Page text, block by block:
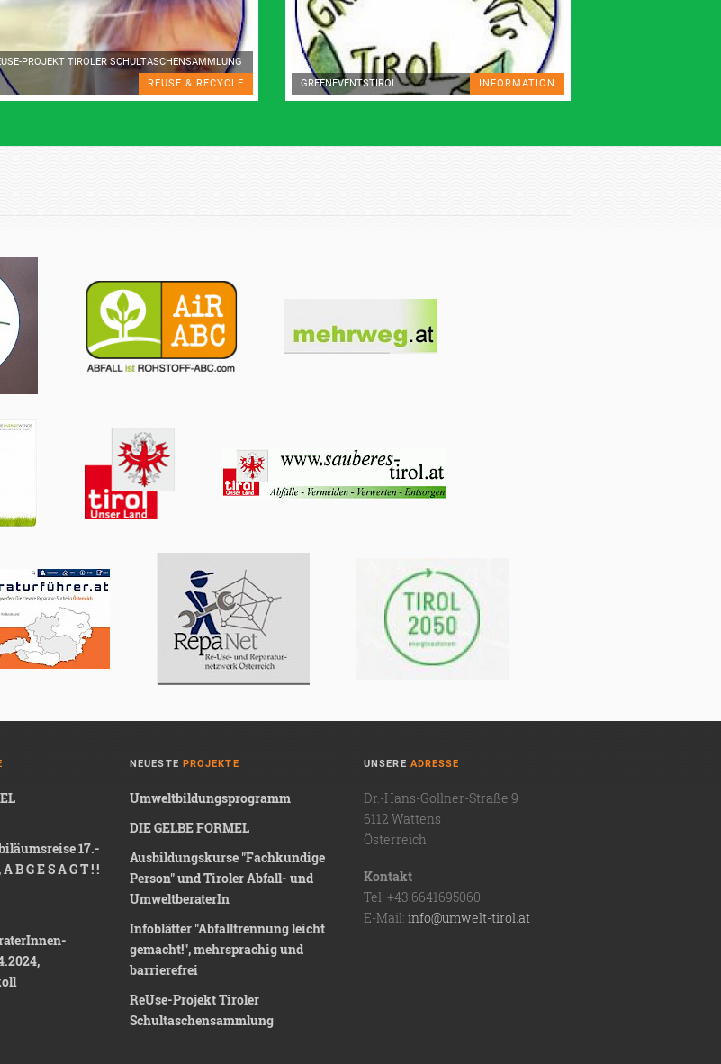
PROJEKT TIROLER SCHULTASCHENSAMMLUNG
REUSE & RECYCLE
GREENEVENTSTIROL INFORMATION
17.-
B G E S A G T ! !
NEUESTE PROJEKTE
Umweltbildungsprogramm
DIE GELBE FORMEL
Ausbildungskurse "Fachkundige
Person" und Tiroler Abfall- und
UmweltberaterIn
Infoblätter "Abfalltrennung leicht
gemacht!", mehrsprachig und
barrierefrei
ReUse-Projekt Tiroler
Schultaschensammlung
UNSERE ADRESSE
Dr.-Hans-Gollner-Straße 9
6112 Wattens
Österreich
Kontakt
Tel: +43 6641695060
E-Mail: info@umwelt-tirol.at